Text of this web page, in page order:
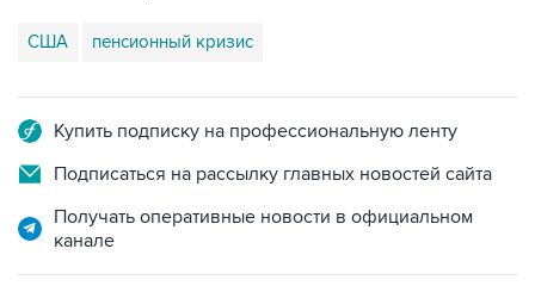
США пенсионный кризис
Купить подписку на профессиональную ленту
Подписаться на рассылку главных новостей сайта
Получать оперативные новости в официальном
канале